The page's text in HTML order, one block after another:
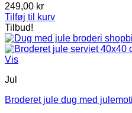
vælges
på
varesiden
249,00 kr
Tilføj til kurv
Tilbud!
Vis
Jul
Broderet jule dug med